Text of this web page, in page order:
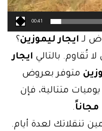
00:41
لـ ايجار ليموزين ؟
تُقاوم. بالتالي ايجار
متوفر بعروض
حصرية. لذلك إذا حجزت 3 يوميات متتالية، فإن
مجاناً .
تنقلاتك لعدة أيام.